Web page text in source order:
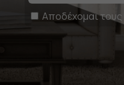
Αποδέχομαι τους